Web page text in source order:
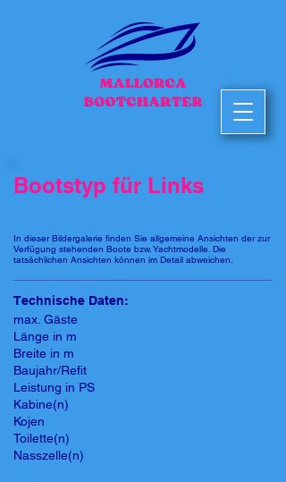
Bootstyp für Links
In dieser Bildergalerie finden Sie allgemeine Ansichten der zur
Verfügung stehenden Boote bzw. Yachtmodelle. Die
tatsächlichen Ansichten können im Detail abweichen.
Technische Daten:
max. Gäste
Länge in m
Breite in m
Baujahr/Refit
Leistung in PS
Kabine(n)
Kojen
Toilette(n)
Nasszelle(n)